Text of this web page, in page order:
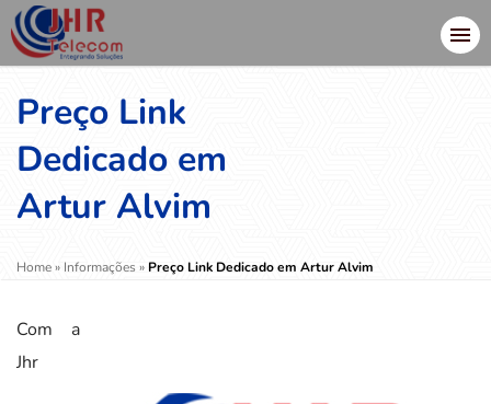
Preço Link
Dedicado em
Artur Alvim
Home» Informações » Preço Link Dedicado em Artur Alvim
Com a
Jhr